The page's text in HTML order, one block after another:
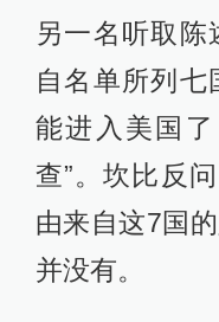
另一名听取陈
自名单所列七
能进入美国
查”。坎比反
由来自这7国
并没有。